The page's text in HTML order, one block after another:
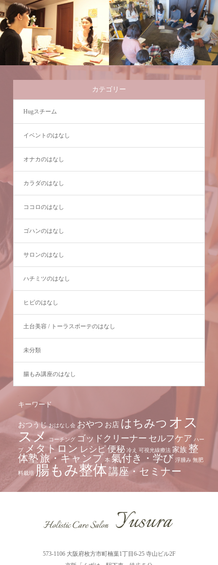
カテゴリー
Hugスチーム
イベントのはなし
オナカのはなし
カラダのはなし
ココロのはなし
ゴハンのはなし
サロンのはなし
ハチミツのはなし
ヒビのはなし
土台美容 / トーラスボーテのはなし
未分類
腸もみ講座のはなし
キーワード
おつうじ おはなし会 おやつ お店 はちみつ オス
スメ コーチング ゴッドクリーナー セルフケア ハー
ブ
メタトロン レシピ便秘 冷え 可視光線療法 家族 整
体塾旅・キャンプ 本 氣付き・学び 浮腫み 無肥
料栽培 腸もみ整体講座・セミナー
573-1106 大阪府枚方市町楠葉1丁目6-25 寺山ビル2F